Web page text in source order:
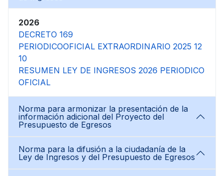
2026
DECRETO 169
PERIODICOOFICIAL EXTRAORDINARIO 2025 12
10
RESUMEN LEY DE INGRESOS 2026 PERIODICO
OFICIAL
Norma para armonizar la presentación de la
información adicional del Proyecto del
Presupuesto de Egresos
Norma para la difusión a la ciudadanía de la
Ley de Ingresos y del Presupuesto de Egresos